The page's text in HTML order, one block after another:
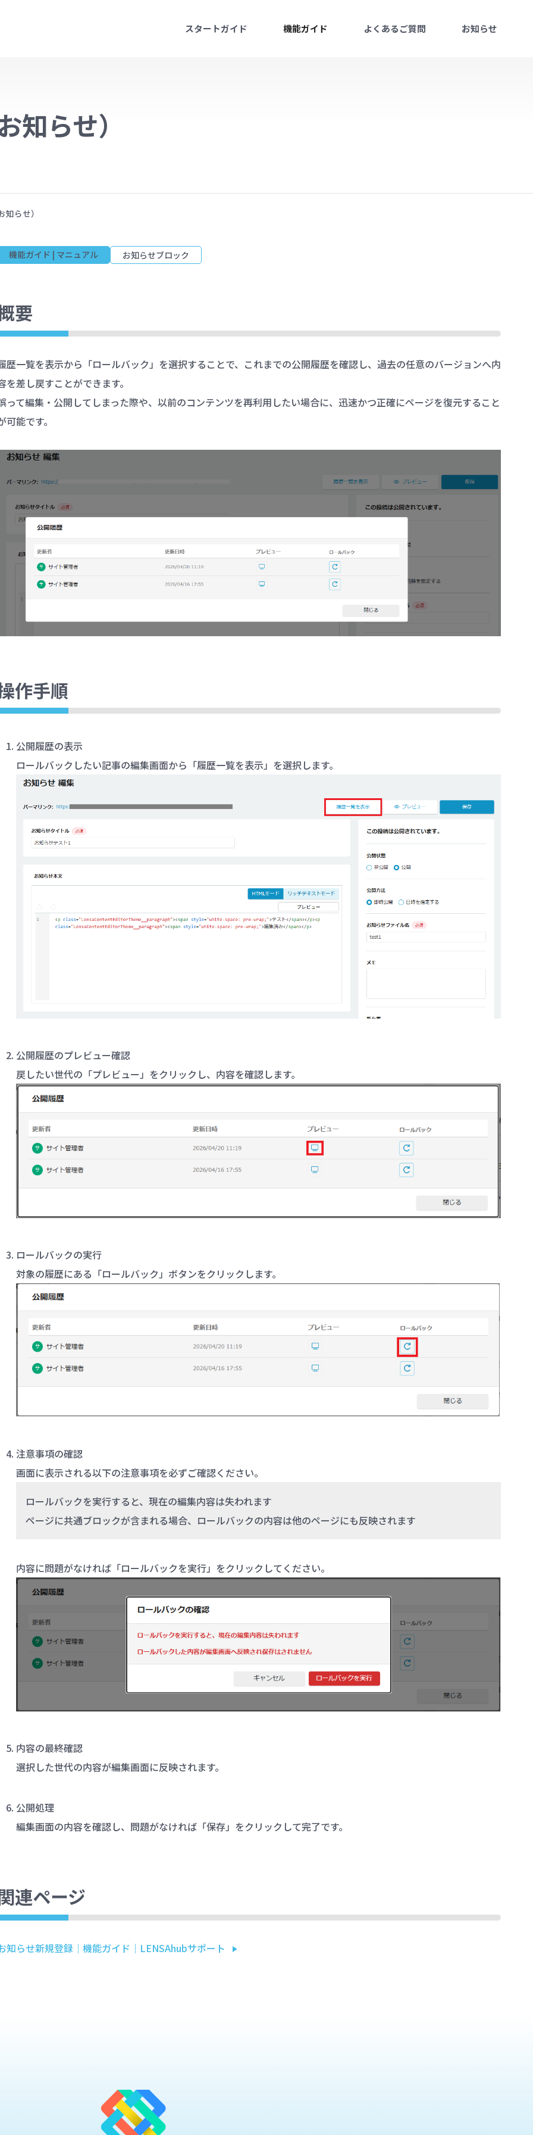
スタートガイド 機能ガイド よくあるご質問 お知らせ
知らせ）
らせ）
機能ガイド | マニュアル お知らせブロック
要
歴一覧を表示から「ロールバック」を選択することで、これまでの公開履歴を確認し、過去の任意のバージョンへ内
を差し戻すことができます。
って編集・公開してしまった際や、以前のコンテンツを再利用したい場合に、迅速かつ正確にページを復元すること
可能です。
作手順
公開履歴の表示
ロールバックしたい記事の編集画面から「履歴一覧を表示」を選択します。
公開履歴のプレビュー確認
戻したい世代の「プレビュー」をクリックし、内容を確認します。
ロールバックの実行
対象の履歴にある「ロールバック」ボタンをクリックします。
注意事項の確認
画面に表示される以下の注意事項を必ずご確認ください。
ロールバックを実行すると、現在の編集内容は失われます
ページに共通ブロックが含まれる場合、ロールバックの内容は他のページにも反映されます
内容に問題がなければ「ロールバックを実行」をクリックしてください。
内容の最終確認
選択した世代の内容が編集画面に反映されます。
公開処理
編集画面の内容を確認し、問題がなければ「保存」をクリックして完了です。
連ページ
知らせ新規登録｜機能ガイド｜LENSAhubサポート